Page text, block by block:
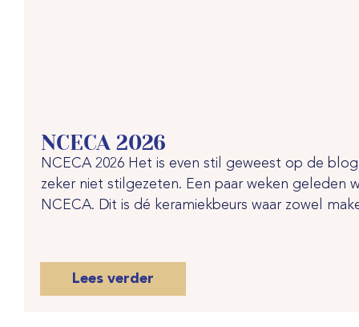
NCECA 2026
NCECA 2026 Het is even stil geweest op de
zeker niet stilgezeten. Een paar weken geleden
NCECA. Dit is dé keramiekbeurs waar zowel
Lees verder